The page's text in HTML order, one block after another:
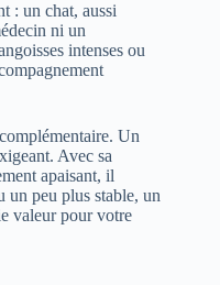
: un chat, aussi
ni un
intenses ou
Un
Avec sa
apaisant, il
un peu plus stable, un
valeur pour votre